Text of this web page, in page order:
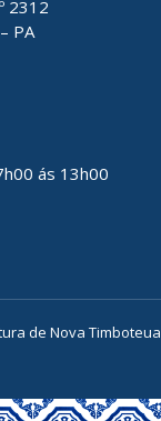
2312
PA
ás 13h00
de Nova Timboteua